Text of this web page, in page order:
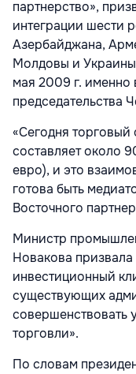
партнерство»,
интеграции шести
Азербайджана,
Молдовы и
мая 2009 г. именно
председательства
«Сегодня
составляет около
евро), и это
готова быть
Восточного
Министр
Новакова
инвестиционный
существующих
совершенствовать
торговли».
По словам